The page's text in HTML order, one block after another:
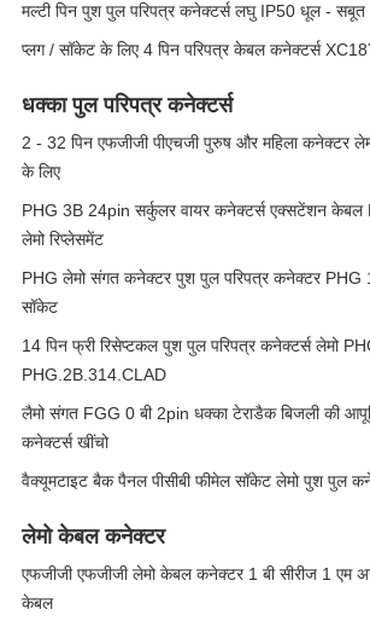
मल्टी पिन पुश पुल परिपत्र कनेक्टर्स लघु IP50 धूल -
प्लग / सॉकेट के लिए 4 पिन परिपत्र केबल कनेक्टर्स
धक्का पुल परिपत्र कनेक्टर्स
2 - 32 पिन एफजीजी पीएचजी पुरुष और महिला कनेक्टर
के लिए
PHG 3B 24pin सर्कुलर वायर कनेक्टर्स एक्सटेंशन
लेमो रिप्लेसमेंट
PHG लेमो संगत कनेक्टर पुश पुल परिपत्र कनेक्टर
सॉकेट
14 पिन फ्री रिसेप्टकल पुश पुल परिपत्र कनेक्टर्स लेमो
PHG.2B.314.CLAD
लैमो संगत FGG 0 बी 2pin धक्का टेराडैक बिजली की
कनेक्टर्स खींचो
वैक्यूमटाइट बैक पैनल पीसीबी फीमेल सॉकेट लेमो पुश पुल
लेमो केबल कनेक्टर
एफजीजी एफजीजी लेमो केबल कनेक्टर 1 बी सीरीज 1 एम
केबल